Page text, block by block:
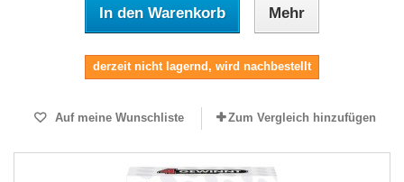
In den Warenkorb Mehr
derzeit nicht lagernd, wird nachbestellt
Auf meine Wunschliste Zum Vergleich hinzufügen